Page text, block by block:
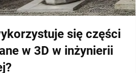
się części
w 3D w inżynierii